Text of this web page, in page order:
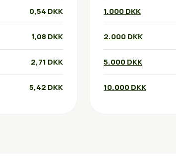
0,54 DKK
1,08 DKK
2,71 DKK
5,42 DKK
1.000 DKK
2.000 DKK
5.000 DKK
10.000 DKK